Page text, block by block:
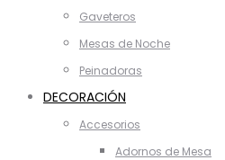
Gaveteros
Mesas de Noche
Peinadoras
DECORACIÓN
Accesorios
Adornos de Mesa